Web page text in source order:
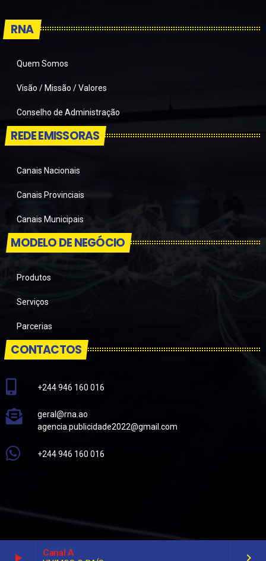
RNA
Quem Somos
Visão / Missão / Valores
Conselho de Administração
REDE EMISSORAS
Canais Nacionais
Canais Provinciais
Canais Municipais
MODELO DE NEGÓCIO
Produtos
Serviços
Parcerias
CONTACTOS
+244 946 160 016
geral@rna.ao
agencia.publicidade2022@gmail.com
+244 946 160 016
play_arrow
Canal A
keyboard_arrow_right